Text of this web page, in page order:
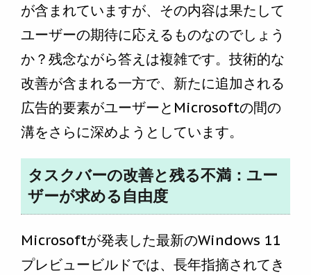
が含まれていますが、その内容は果たして
ユーザーの期待に応えるものなのでしょう
か？残念ながら答えは複雑です。技術的な
改善が含まれる一方で、新たに追加される
広告的要素がユーザーとMicrosoftの間の
溝をさらに深めようとしています。
タスクバーの改善と残る不満：ユー
ザーが求める自由度
Microsoftが発表した最新のWindows 11
プレビュービルドでは、長年指摘されてき